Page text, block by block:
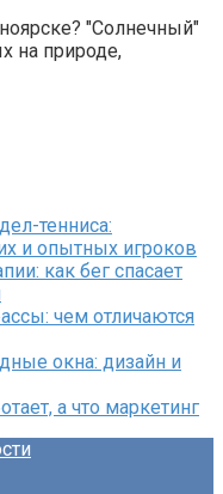
"Солнечный"
на природе,
тенниса:
и опытных игроков
как бег спасает
чем отличаются
окна: дизайн и
а что маркетинг